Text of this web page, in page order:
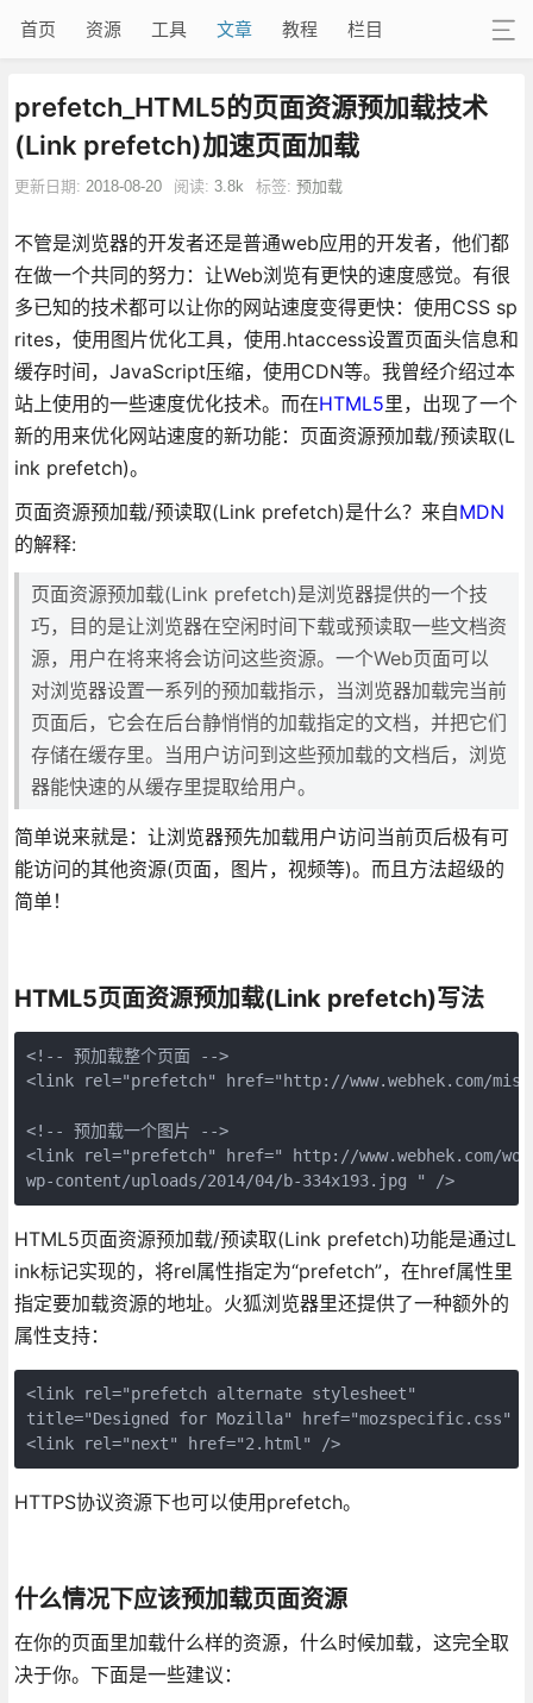
首页 资源 工具 文章 教程 栏目
prefetch_HTML5的页面资源预加载技术
(Link prefetch)加速页面加载
更新日期: 2018-08-20 阅读: 3.8k 标签: 预加载
不管是浏览器的开发者还是普通web应用的开发者，他们都
在做一个共同的努力：让Web浏览有更快的速度感觉。有很
多已知的技术都可以让你的网站速度变得更快：使用CSS sp
rites，使用图片优化工具，使用.htaccess设置页面头信息和
缓存时间，JavaScript压缩，使用CDN等。我曾经介绍过本
站上使用的一些速度优化技术。而在HTML5里，出现了一个
新的用来优化网站速度的新功能：页面资源预加载/预读取(L
ink prefetch)。
页面资源预加载/预读取(Link prefetch)是什么？来自MDN
的解释:
页面资源预加载(Link prefetch)是浏览器提供的一个技
巧，目的是让浏览器在空闲时间下载或预读取一些文档资
源，用户在将来将会访问这些资源。一个Web页面可以
对浏览器设置一系列的预加载指示，当浏览器加载完当前
页面后，它会在后台静悄悄的加载指定的文档，并把它们
存储在缓存里。当用户访问到这些预加载的文档后，浏览
器能快速的从缓存里提取给用户。
简单说来就是：让浏览器预先加载用户访问当前页后极有可
能访问的其他资源(页面，图片，视频等)。而且方法超级的
简单！
HTML5页面资源预加载(Link prefetch)写法
<!-- 预加载整个页面 -->
<link rel="prefetch" href="http://www.webhek.com/
<!-- 预加载一个图片 -->
<link rel="prefetch" href=" http://www.webhek.com/
wp-content/uploads/2014/04/b-334x193.jpg " />
HTML5页面资源预加载/预读取(Link prefetch)功能是通过L
ink标记实现的，将rel属性指定为“prefetch”，在href属性里
指定要加载资源的地址。火狐浏览器里还提供了一种额外的
属性支持：
<link rel="prefetch alternate stylesheet"
title="Designed for Mozilla" href="mozspecific.css" /
<link rel="next" href="2.html" />
HTTPS协议资源下也可以使用prefetch。
什么情况下应该预加载页面资源
在你的页面里加载什么样的资源，什么时候加载，这完全取
决于你。下面是一些建议：